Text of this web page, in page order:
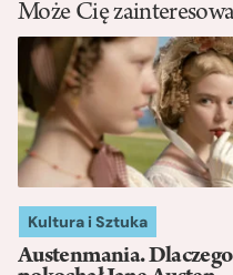
Może Cię
Kultura i Sztuka
Austenmania.